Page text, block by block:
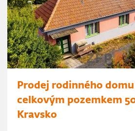
Prodej rodinného domu
celkovým pozemkem
Kravsko